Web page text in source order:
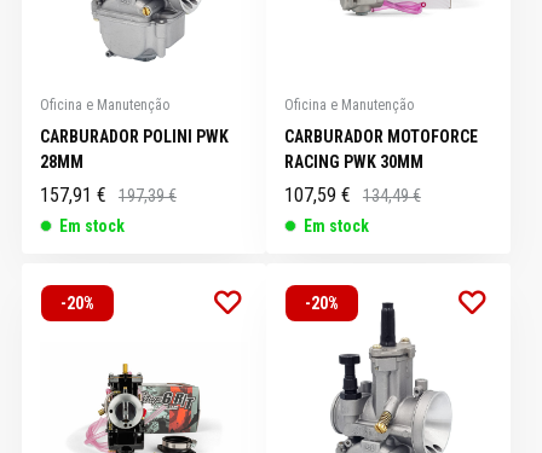
Oficina e Manutenção
CARBURADOR POLINI PWK
28MM
157,91 €
197,39 €
Em stock
Oficina e Manutenção
CARBURADOR MOTOFORCE
RACING PWK 30MM
107,59 €
134,49 €
Em stock
-20% -20%